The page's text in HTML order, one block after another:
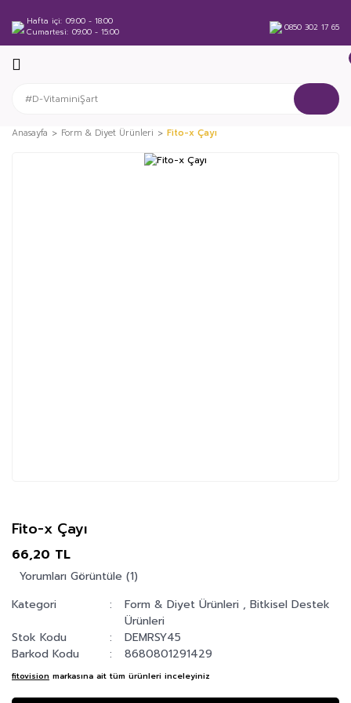
Hafta içi 09:00 - 18:00
Cumartesi 09:00 - 15:00 0850 302 17 65
Anasayfa Form & Diyet Ürünleri Fito-x Çayı
Fito-x Çayı
66,20 TL
Yorumları Görüntüle (1)
Kategori
Form & Diyet Ürünleri ,Bitkisel Destek
Ürünleri
Stok Kodu
DEMRSY45
Barkod Kodu
8680801291429
fitovision markasına ait tüm ürünleri inceleyiniz